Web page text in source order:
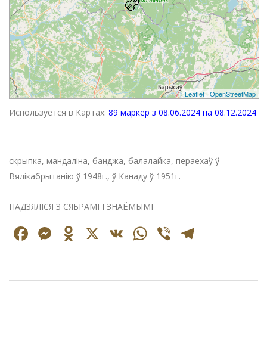
Leaflet | OpenStreetMap
Используется в Картах: 89 маркер з 08.06.2024 па 08.12.2024
скрыпка, мандаліна, банджа, балалайка, пераехаў ў
Вялікабрытанію ў 1948г., ў Канаду ў 1951г.
ПАДЗЯЛІСЯ З СЯБРАМІ І ЗНАЁМЫМІ
Facebook
Messenger
Odnoklassniki
X VK WhatsApp
Viber